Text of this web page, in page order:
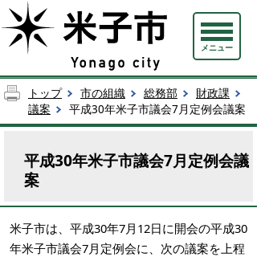
メニュー
トップ 市の組織 総務部
財政課
議案
平成30年米子市議会7月定例会議案
平成30年米子市議会7月定例会議
案
米子市は、平成30年7月12日に開会の平成30
年米子市議会7月定例会に、次の議案を上程